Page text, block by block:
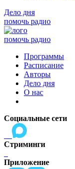
Дело дня
помочь радио
помочь радио
Программы
Расписание
Авторы
Дело дня
О нас
Социальные сети
Стриминги
Приложение